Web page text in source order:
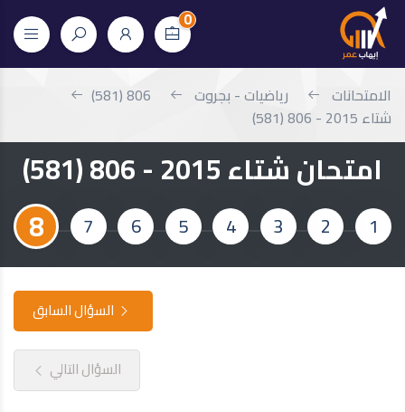
0
الامتحانات رياضيات - بجروت
806 (581)
شتاء 2015 - 806 (581)
امتحان شتاء 2015 - 806 (581)
1
2
3
4
5
6
7
8
السؤال السابق
السؤال التالي